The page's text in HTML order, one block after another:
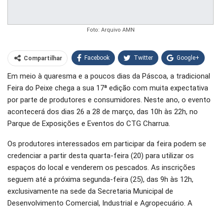
Foto: Arquivo AMN
Compartilhar Facebook Twitter Google+
WhatsApp Pinterest
O email
Em meio à quaresma e a poucos dias da Páscoa, a tradicional
Feira do Peixe chega a sua 17ª edição com muita expectativa
por parte de produtores e consumidores. Neste ano, o evento
acontecerá dos dias 26 a 28 de março, das 10h às 22h, no
Parque de Exposições e Eventos do CTG Charrua.
Os produtores interessados em participar da feira podem se
credenciar a partir desta quarta-feira (20) para utilizar os
espaços do local e venderem os pescados. As inscrições
seguem até a próxima segunda-feira (25), das 9h às 12h,
exclusivamente na sede da Secretaria Municipal de
Desenvolvimento Comercial, Industrial e Agropecuário. A